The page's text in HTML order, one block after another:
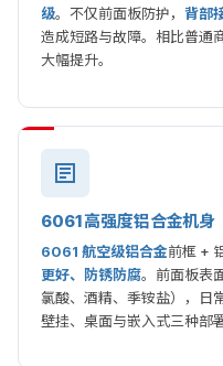
级。不仅前面板防护， 背部
造成短路与故障。相比普通
大幅提升。
6061 高强度铝合金机身
6061 航空级铝合金前框 +
更好、防锈防腐。前面板表
氯酸、酒精、季铵盐），日
壁挂、桌面与嵌入式三种部